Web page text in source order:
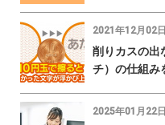
2021年12月02日
削りカスの出
チ）の仕組み
2025年01月22日